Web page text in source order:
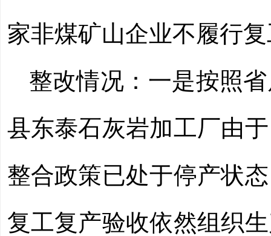
家非煤矿山企业不履行
整改情况：一是按照
县东泰石灰岩加工厂由
整合政策已处于停产状
复工复产验收依然组织